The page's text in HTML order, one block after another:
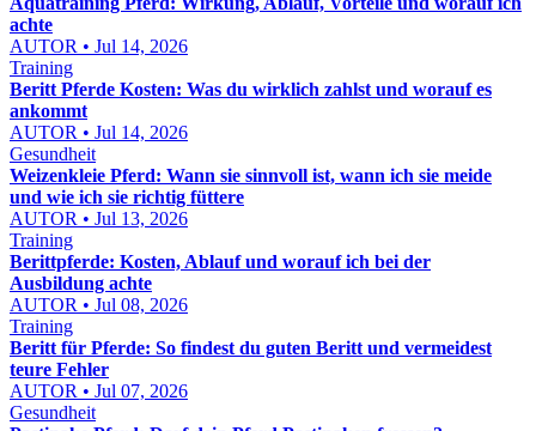
achte
AUTOR • Jul 14, 2026
Training
Beritt Pferde Kosten: Was du wirklich zahlst und worauf es
ankommt
AUTOR • Jul 14, 2026
Gesundheit
Weizenkleie Pferd: Wann sie sinnvoll ist, wann ich sie meide
und wie ich sie richtig füttere
AUTOR • Jul 13, 2026
Training
Berittpferde: Kosten, Ablauf und worauf ich bei der
Ausbildung achte
AUTOR • Jul 08, 2026
Training
Beritt für Pferde: So findest du guten Beritt und vermeidest
teure Fehler
AUTOR • Jul 07, 2026
Gesundheit